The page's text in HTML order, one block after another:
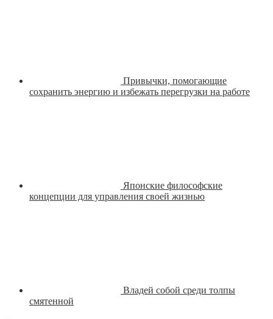
Привычки, помогающие
сохранить энергию и избежать перегрузки на работе
Японские философские
концепции для управления своей жизнью
Владей собой среди толпы
смятенной